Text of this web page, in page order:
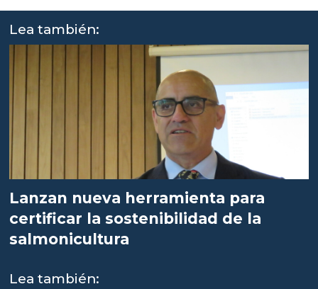
Lea también:
Lanzan nueva herramienta para
certificar la sostenibilidad de la
salmonicultura
Lea también: